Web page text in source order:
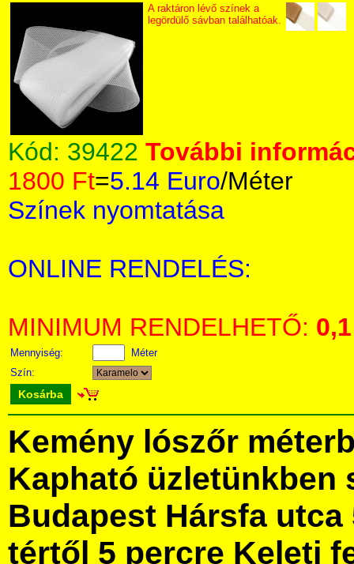
A raktáron lévő színek a
legördülő sávban találhatóak.
Kód: 39422 További
1800 Ft=5.14 Euro/Méter
Színek nyomtatása
ONLINE RENDELÉS:
MINIMUM RENDELHETŐ: 0,1
Mennyiség:
Méter
Szín:
Kosárba
Kemény lószőr
Kapható üzletünkben
Budapest Hársfa utca
tértől 5 percre Keleti